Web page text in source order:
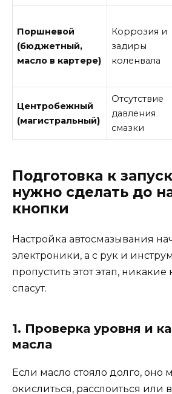
Поршневой
(бюджетный,
масло в картере)
Коррозия и
задиры
коленвала
Центробежный
(магистральный)
Отсутствие
давления
смазки
Подготовка к
нужно сделать до
кнопки
Настройка автосмазывания
электроники, а с рук и
пропустить этот этап,
спасут.
1. Проверка уровня и
масла
Если масло стояло долго, оно
окислиться, расслоиться или